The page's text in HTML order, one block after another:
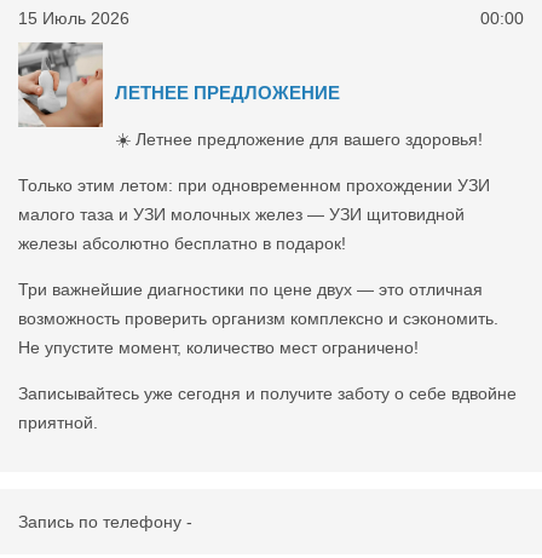
15 Июль 2026 00:00
ЛЕТНЕЕ ПРЕДЛОЖЕНИЕ
☀️ Летнее предложение для вашего здоровья!
Только этим летом: при одновременном прохождении УЗИ
малого таза и УЗИ молочных желез — УЗИ щитовидной
железы абсолютно бесплатно в подарок!
Три важнейшие диагностики по цене двух — это отличная
возможность проверить организм комплексно и сэкономить.
Не упустите момент, количество мест ограничено!
Записывайтесь уже сегодня и получите заботу о себе вдвойне
приятной.
Запись по телефону -